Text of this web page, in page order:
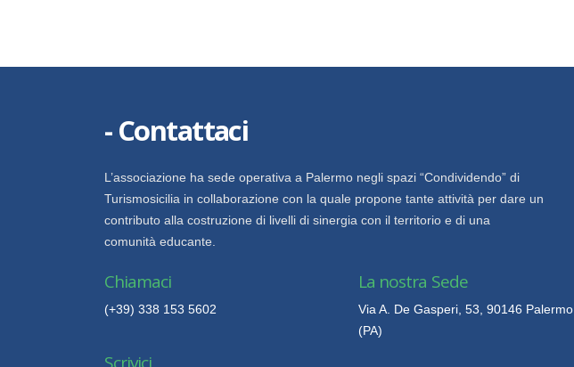
- Contattaci
L’associazione ha sede operativa a Palermo negli spazi “Condividendo” di
Turismosicilia in collaborazione con la quale propone tante attività per dare un
contributo alla costruzione di livelli di sinergia con il territorio e di una
comunità educante.
Chiamaci
(+39) 338 153 5602
Scrivici
La nostra Sede
Via A. De Gasperi, 53, 90146 Palermo
(PA)